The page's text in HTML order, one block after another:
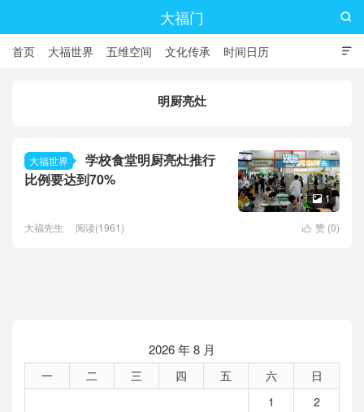
大福门

首页 大福世界 五维空间 文化传承 时间日历

明厨亮灶
大福世界
学校食堂明厨亮灶推行
比例要达到70%
 1
 赞 (0)
大福先生 阅读(1961)
2026 年 8 月
一 二 三 四 五 六
日
1
2